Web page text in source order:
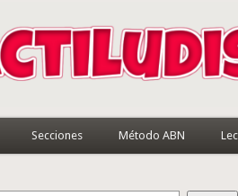
Secciones Método ABN